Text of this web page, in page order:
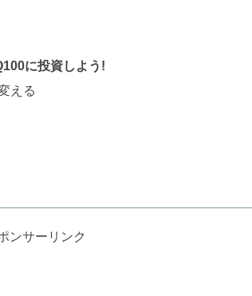
に投資しよう!
える
ンサーリンク